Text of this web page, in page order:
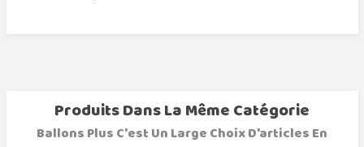
Produits Dans La Même Catégorie
Ballons Plus C'est Un Large Choix D'articles En